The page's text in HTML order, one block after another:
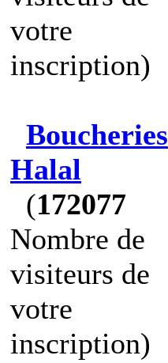
votre
inscription)
Boucheries
Halal
(172077
Nombre de
visiteurs de
votre
inscription)